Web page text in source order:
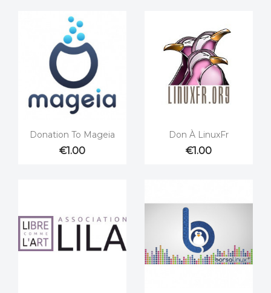
Quick view
Donation To Mageia
€1.00
Quick view
Don À LinuxFr
€1.00